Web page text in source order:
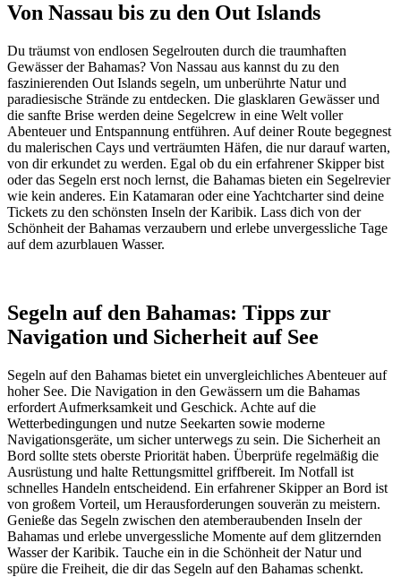
Von Nassau bis zu den Out Islands
Du träumst von endlosen Segelrouten durch die traumhaften
Gewässer der Bahamas? Von Nassau aus kannst du zu den
faszinierenden Out Islands segeln, um unberührte Natur und
paradiesische Strände zu entdecken. Die glasklaren Gewässer und
die sanfte Brise werden deine Segelcrew in eine Welt voller
Abenteuer und Entspannung entführen. Auf deiner Route begegnest
du malerischen Cays und verträumten Häfen, die nur darauf warten,
von dir erkundet zu werden. Egal ob du ein erfahrener Skipper bist
oder das Segeln erst noch lernst, die Bahamas bieten ein Segelrevier
wie kein anderes. Ein Katamaran oder eine Yachtcharter sind deine
Tickets zu den schönsten Inseln der Karibik. Lass dich von der
Schönheit der Bahamas verzaubern und erlebe unvergessliche Tage
auf dem azurblauen Wasser.
Segeln auf den Bahamas: Tipps zur
Navigation und Sicherheit auf See
Segeln auf den Bahamas bietet ein unvergleichliches Abenteuer auf
hoher See. Die Navigation in den Gewässern um die Bahamas
erfordert Aufmerksamkeit und Geschick. Achte auf die
Wetterbedingungen und nutze Seekarten sowie moderne
Navigationsgeräte, um sicher unterwegs zu sein. Die Sicherheit an
Bord sollte stets oberste Priorität haben. Überprüfe regelmäßig die
Ausrüstung und halte Rettungsmittel griffbereit. Im Notfall ist
schnelles Handeln entscheidend. Ein erfahrener Skipper an Bord ist
von großem Vorteil, um Herausforderungen souverän zu meistern.
Genieße das Segeln zwischen den atemberaubenden Inseln der
Bahamas und erlebe unvergessliche Momente auf dem glitzernden
Wasser der Karibik. Tauche ein in die Schönheit der Natur und
spüre die Freiheit, die dir das Segeln auf den Bahamas schenkt.